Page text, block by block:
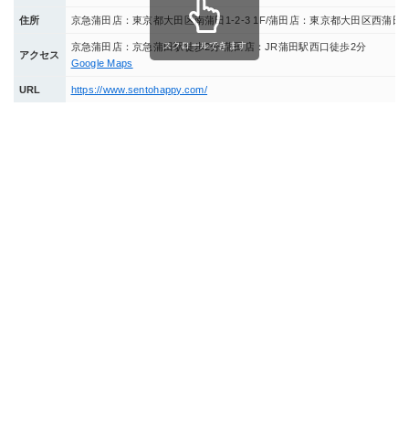
住所 京急蒲田店：東京都大田区南蒲田1-2-3 1F/蒲田店：東京都大田区西蒲田
アクセス
京急蒲田店：京急蒲田駅徒歩2分/蒲田店：JR蒲田駅西口徒歩2分
Google Maps
URL https://www.sentohappy.com/
スクロールできます